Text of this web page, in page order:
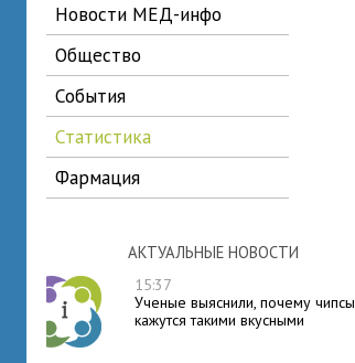
новости МЕД-инфо
общество
события
статистика
фармация
АКТУАЛЬНЫЕ НОВОСТИ
15:37
Ученые выяснили, почему чипсы
кажутся такими вкусными